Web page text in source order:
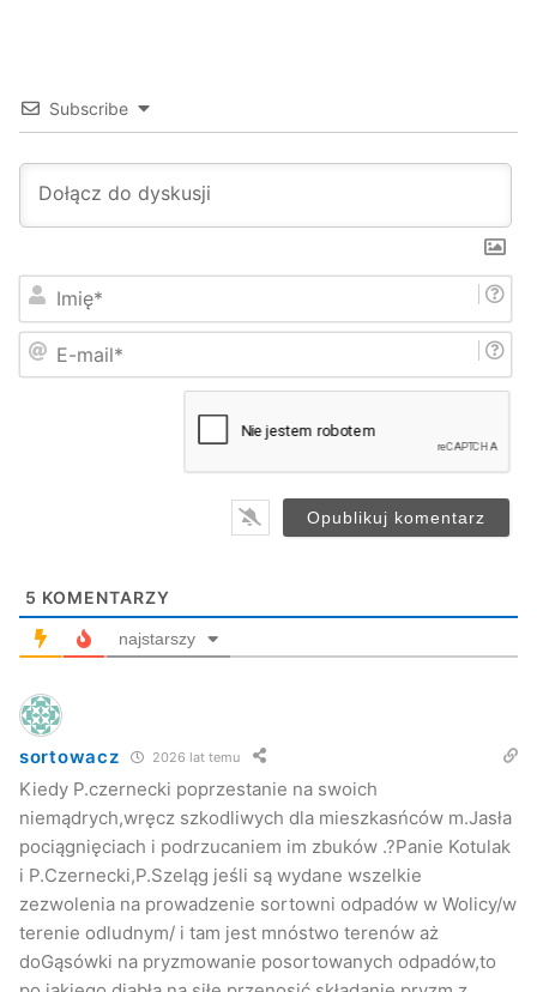
Subscribe
i
m
5 KOMENTARZY
najstarszy
sortowacz 2026 lat temu
Kiedy P.czernecki poprzestanie na swoich
niemądrych,wręcz szkodliwych dla mieszkasńców m.Jasła
pociągnięciach i podrzucaniem im zbuków .?Panie Kotulak
i P.Czernecki,P.Szeląg jeśli są wydane wszelkie
zezwolenia na prowadzenie sortowni odpadów w Wolicy/w
terenie odludnym/ i tam jest mnóstwo terenów aż
doGąsówki na pryzmowanie posortowanych odpadów,to